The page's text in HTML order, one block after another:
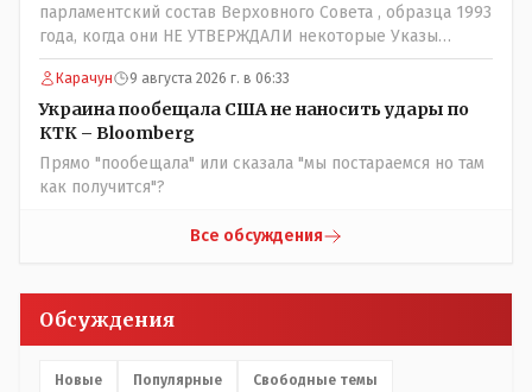
парламентский состав Верховного Совета , образца 1993
года, когда они НЕ УТВЕРЖДАЛИ некоторые Указы
Назарбаева, особенно в части выборов и перевыборов и
некоторых вопросах внутренней политики, и тогда
Назарбай волевым Указом РАСПУСТИЛ этот бунтарский
состав. Имя - Серикболсын Абдильдин вам знакомо -
юывший секретарь ЦК КП Казахстана , впоследствии -
депутат Верховного Совета и Мажлиса и Председатель
партии коммунстов- он в то время и после и причём
НЕОДНОКРАТНО, указывал и многократно на недостатки
Назарбая и предлагал ему самому ДОБРОВОЛЬНО уйти с
Карачун 9 августа 2026 г. в 06:33
Украина пообещала США не наносить удары по
КТК – Bloomberg
Прямо "пообещала" или сказала "мы постараемся но там
как получится"?
Все обсуждения
Обсуждения
Новые Популярные Свободные темы